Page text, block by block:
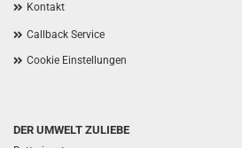
Kontakt
Callback Service
Cookie Einstellungen
DER UMWELT ZULIEBE